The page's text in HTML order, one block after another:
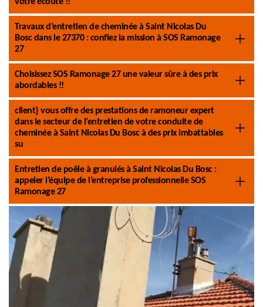
Travaux d’entretien de cheminée à Saint Nicolas Du
Bosc dans le 27370 : confiez la mission à SOS Ramonage
27
Choisissez SOS Ramonage 27 une valeur sûre à des prix
abordables !!
client} vous offre des prestations de ramoneur expert
dans le secteur de l’entretien de votre conduite de
cheminée à Saint Nicolas Du Bosc à des prix imbattables
su
Entretien de poêle à granulés à Saint Nicolas Du Bosc :
appeler l’équipe de l’entreprise professionnelle SOS
Ramonage 27